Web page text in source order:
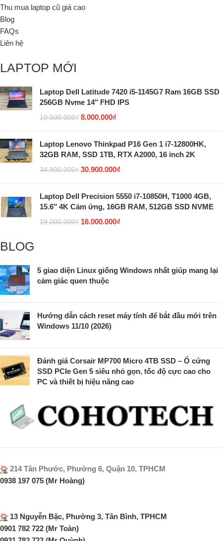
Thu mua laptop cũ giá cao
Blog
FAQs
Liên hệ
LAPTOP MỚI
Laptop Dell Latitude 7420 i5-1145G7 Ram 16GB SSD
256GB Nvme 14″ FHD IPS
10.500.000₫ 8.000.000₫
Laptop Lenovo Thinkpad P16 Gen 1 i7-12800HK,
32GB RAM, SSD 1TB, RTX A2000, 16 inch 2K
34.900.000₫ 30.900.000₫
Laptop Dell Precision 5550 i7-10850H, T1000 4GB,
15.6″ 4K Cảm ứng, 16GB RAM, 512GB SSD NVME
19.000.000₫ 16.000.000₫
BLOG
5 giao diện Linux giống Windows nhất giúp mang lại
cảm giác quen thuộc
Hướng dẫn cách reset máy tính để bắt đầu mới trên
Windows 11/10 (2026)
Đánh giá Corsair MP700 Micro 4TB SSD – Ổ cứng
SSD PCIe Gen 5 siêu nhỏ gọn, tốc độ cực cao cho
PC và thiết bị hiệu năng cao
214 Tân Phước, Phường 6, Quận 10, TPHCM
0938 197 075 (Mr Hoàng)
13 Nguyễn Bặc, Phường 3, Tân Bình, TPHCM
0901 782 722 (Mr Toàn)